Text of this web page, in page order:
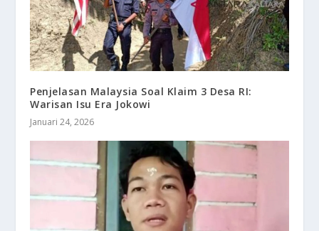
Penjelasan Malaysia Soal Klaim 3 Desa RI:
Warisan Isu Era Jokowi
Januari 24, 2026